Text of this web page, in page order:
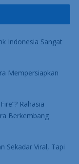
Indonesia Sangat
Mempersiapkan
Rahasia
Berkembang
Sekadar Viral, Tapi